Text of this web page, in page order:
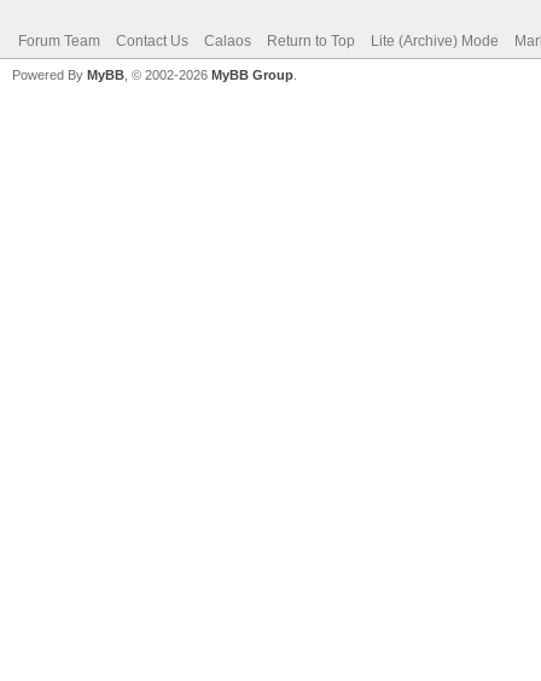
Forum Team Contact Us Calaos Return to Top Lite (Archive) Mode
Powered By MyBB , © 2002-2026 MyBB Group